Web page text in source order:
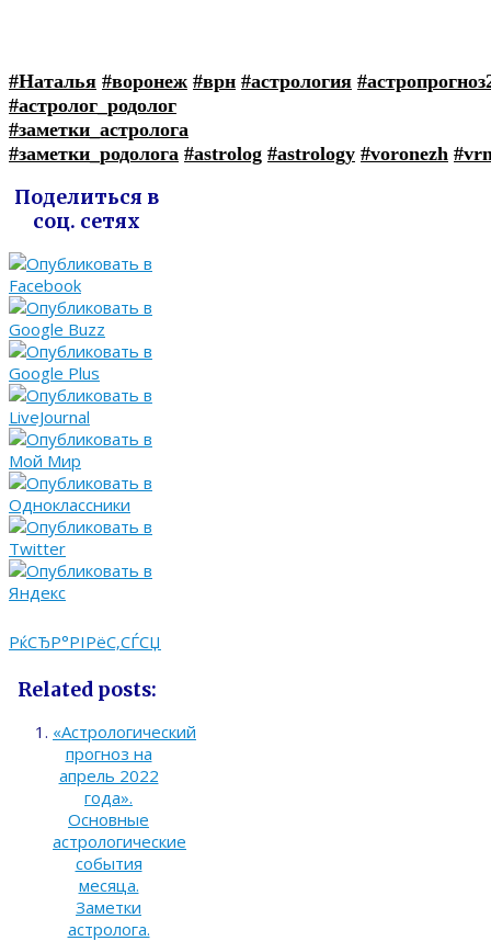
#Наталья #воронеж #врн #астрология
#астролог_родолог
#заметки_астролога
#заметки_родолога #astrolog #astrology #voronezh
Поделиться в
соц. сетях
РќСЂР°РІРёС‚СЃСЏ
Related posts:
«Астрологический
прогноз на
апрель 2022
года».
Основные
астрологические
события
месяца.
Заметки
астролога.